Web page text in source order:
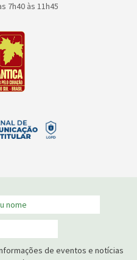
7h40 às 11h45
de eventos e notícias